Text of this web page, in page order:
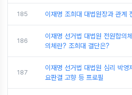
185 이재명 조희대 대법원장과 관계
186
이재명 선거법 대법원 전원합의
의체란? 조희대 결단은?
187
이재명 선거법 대법원 심리 박
요판결 고향 등 프로필